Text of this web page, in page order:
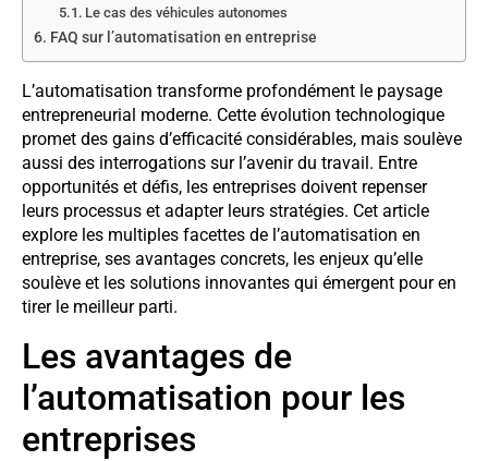
Le cas des véhicules autonomes
FAQ sur l’automatisation en entreprise
L’automatisation transforme profondément le paysage
entrepreneurial moderne. Cette évolution technologique
promet des gains d’efficacité considérables, mais soulève
aussi des interrogations sur l’avenir du travail. Entre
opportunités et défis, les entreprises doivent repenser
leurs processus et adapter leurs stratégies. Cet article
explore les multiples facettes de l’automatisation en
entreprise, ses avantages concrets, les enjeux qu’elle
soulève et les solutions innovantes qui émergent pour en
tirer le meilleur parti.
Les avantages de
l’automatisation pour les
entreprises